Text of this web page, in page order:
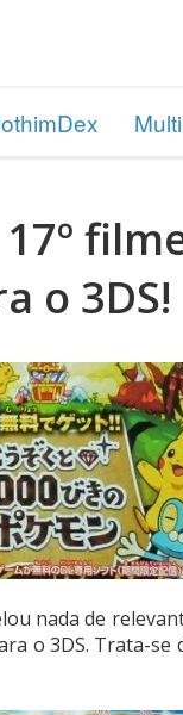
o 3DS!
nada de
o 3DS. Trata-se